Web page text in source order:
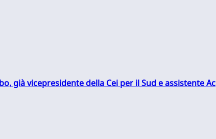
già vicepresidente della Cei per il Sud e assistente Ac